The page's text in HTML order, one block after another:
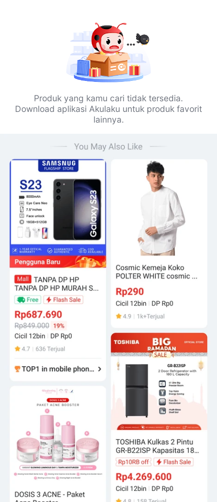
Produk yang kamu cari tidak tersedia.
Download aplikasi Akulaku untuk produk favorit
lainnya.